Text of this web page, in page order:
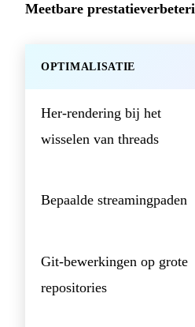
Meetbare
OPTIMALISATIE
Her-rendering bij het
wisselen van threads
Bepaalde streamingpaden
Git-bewerkingen op grote
repositories